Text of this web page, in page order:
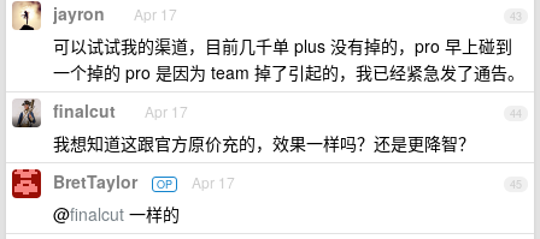
43
jayron Apr 17
可以试试我的渠道，目前几千单 plus 没有掉的，pro 早上碰到
一个掉的 pro 是因为 team 掉了引起的，我已经紧急发了通告。
44
finalcut Apr 17
我想知道这跟官方原价充的，效果一样吗？还是更降智？
45
BretTaylor OP Apr 17
@finalcut 一样的